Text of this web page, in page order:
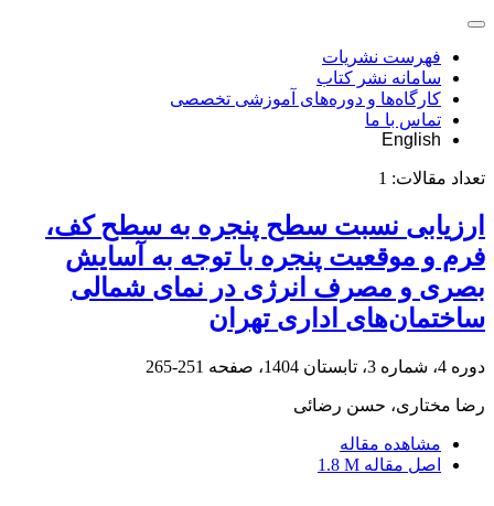
فهرست نشریات
سامانه نشر کتاب
کارگاه‌ها و دوره‌های آموزشی تخصصی
تماس با ما
English
تعداد مقالات: 1
ارزیابی نسبت سطح پنجره به سطح کف،
فرم و موقعیت پنجره با توجه به آسایش
بصری و مصرف انرژی در نمای شمالی
ساختمان‌های اداری تهران
دوره 4، شماره 3، تابستان 1404، صفحه 251-265
رضا مختاری، حسن رضائی
مشاهده مقاله
اصل مقاله 1.8 M